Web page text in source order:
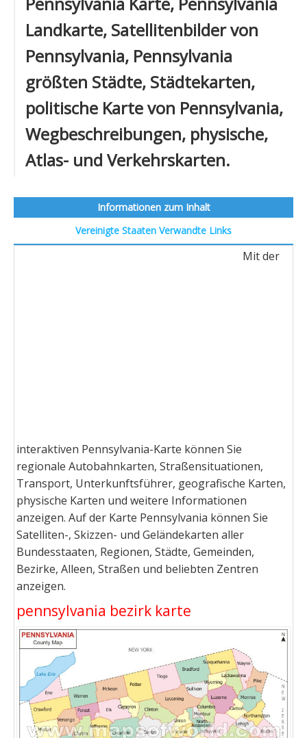
Landkarte, Satellitenbilder von
Pennsylvania, Pennsylvania
größten Städte, Städtekarten,
politische Karte von Pennsylvania,
Wegbeschreibungen, physische,
Atlas- und Verkehrskarten.
Informationen zum Inhalt
Vereinigte Staaten Verwandte Links
Mit der
interaktiven Pennsylvania-Karte können Sie
regionale Autobahnkarten, Straßensituationen,
Transport, Unterkunftsführer, geografische Karten,
physische Karten und weitere Informationen
anzeigen. Auf der Karte Pennsylvania können Sie
Satelliten-, Skizzen- und Geländekarten aller
Bundesstaaten, Regionen, Städte, Gemeinden,
Bezirke, Alleen, Straßen und beliebten Zentren
anzeigen.
pennsylvania bezirk karte